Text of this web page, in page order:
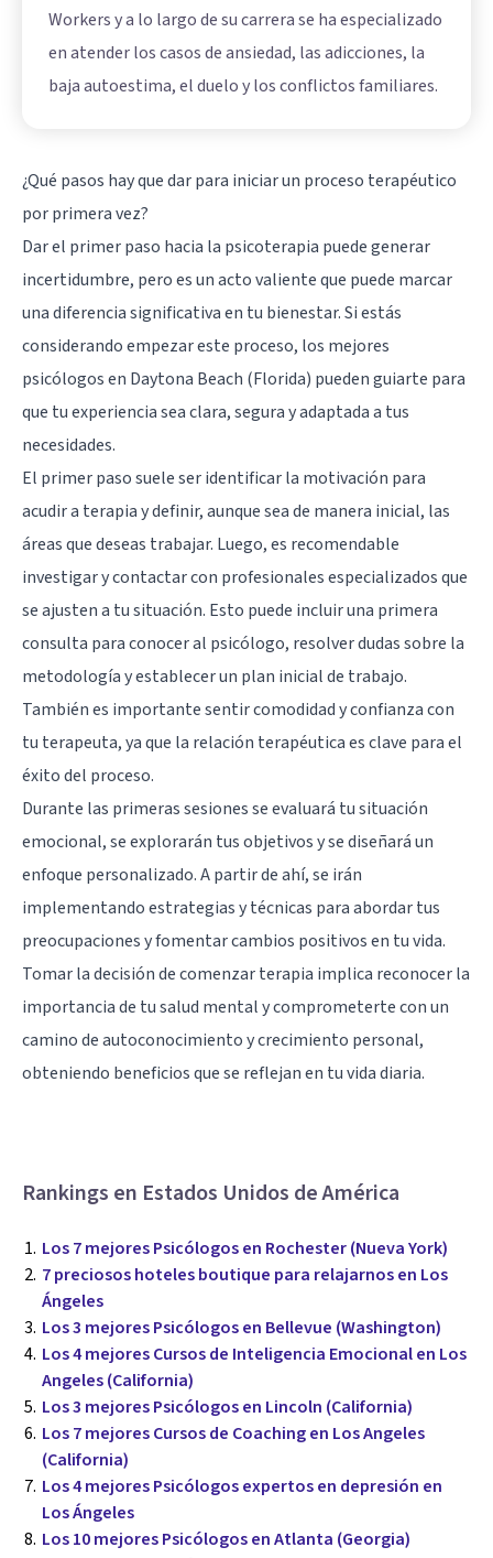
Workers y a lo largo de su carrera se ha especializado
en atender los casos de ansiedad, las adicciones, la
baja autoestima, el duelo y los conflictos familiares.
¿Qué pasos hay que dar para iniciar un proceso terapéutico
por primera vez?
Dar el primer paso hacia la psicoterapia puede generar
incertidumbre, pero es un acto valiente que puede marcar
una diferencia significativa en tu bienestar. Si estás
considerando empezar este proceso, los mejores
psicólogos en Daytona Beach (Florida) pueden guiarte para
que tu experiencia sea clara, segura y adaptada a tus
necesidades.
El primer paso suele ser identificar la motivación para
acudir a terapia y definir, aunque sea de manera inicial, las
áreas que deseas trabajar. Luego, es recomendable
investigar y contactar con profesionales especializados que
se ajusten a tu situación. Esto puede incluir una primera
consulta para conocer al psicólogo, resolver dudas sobre la
metodología y establecer un plan inicial de trabajo.
También es importante sentir comodidad y confianza con
tu terapeuta, ya que la relación terapéutica es clave para el
éxito del proceso.
Durante las primeras sesiones se evaluará tu situación
emocional, se explorarán tus objetivos y se diseñará un
enfoque personalizado. A partir de ahí, se irán
implementando estrategias y técnicas para abordar tus
preocupaciones y fomentar cambios positivos en tu vida.
Tomar la decisión de comenzar terapia implica reconocer la
importancia de tu salud mental y comprometerte con un
camino de autoconocimiento y crecimiento personal,
obteniendo beneficios que se reflejan en tu vida diaria.
Rankings en Estados Unidos de América
Los 7 mejores Psicólogos en Rochester (Nueva York)
7 preciosos hoteles boutique para relajarnos en Los
Ángeles
Los 3 mejores Psicólogos en Bellevue (Washington)
Los 4 mejores Cursos de Inteligencia Emocional en Los
Angeles (California)
Los 3 mejores Psicólogos en Lincoln (California)
Los 7 mejores Cursos de Coaching en Los Angeles
(California)
Los 4 mejores Psicólogos expertos en depresión en
Los Ángeles
Los 10 mejores Psicólogos en Atlanta (Georgia)